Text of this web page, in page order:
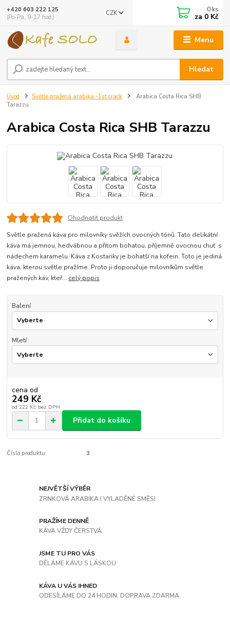
Menu
CZK
Hledat
+420 603 222 125
(Po-Pá, 9-17 hod.)
0 ks
za 0 Kč
Úvod Světle pražená arabika -1st crack
Arabica Costa Rica SHB
Tarazzu
Arabica Costa Rica SHB Tarazzu
Ohodnotit produkt
Světle pražená káva pro milovníky svěžích ovocných tónů. Tato delikátní
káva má jemnou, hedvábnou a přitom bohatou, příjemně ovocnou chuť s
nádechem karamelu. Káva z Kostariky je bohatší na kofein. Toto je jediná
káva, kterou světle pražíme. Proto ji doporučuje milovníkům světle
pražených káv, kteř... celý popis
Balení
Mletí
cena od
249 Kč
od 222 Kč bez DPH
Přidat do košíku
Číslo produktu: 3
NEJVĚTŠÍ VÝBĚR
ZRNKOVÁ ARABIKA I VYLADĚNÉ SMĚSI
PRAŽÍME DENNĚ
KÁVA VŽDY ČERSTVÁ
JSME TU PRO VÁS
DĚLÁME KÁVU S LÁSKOU
KÁVA U VÁS IHNED
ODESÍLÁME DO 24 HODIN, DOPRAVA ZDARMA